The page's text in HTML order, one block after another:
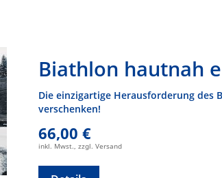
Biathlon hautnah
Die einzigartige Herausforderung des
verschenken!
66,00 €
inkl. Mwst., zzgl. Versand